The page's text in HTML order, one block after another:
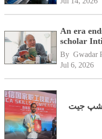
An era
scholar
By Gwadar
Jul 6, 2026
شپ جیت